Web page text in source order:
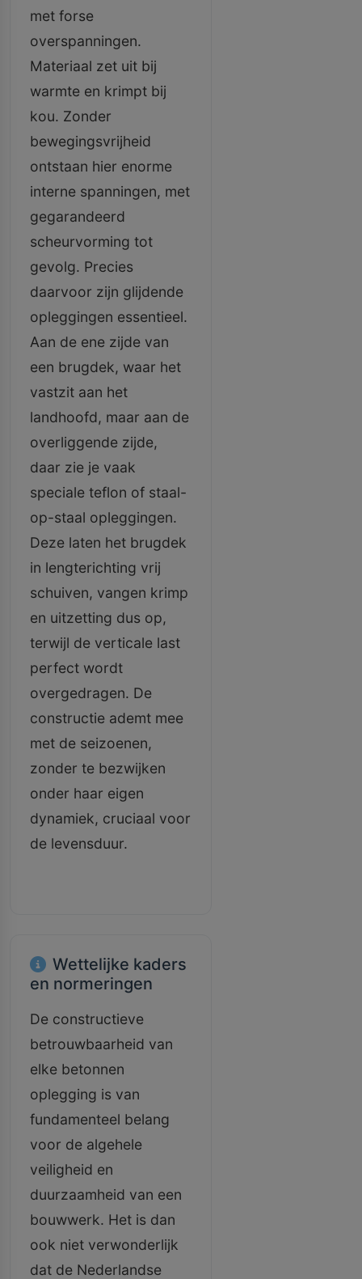
met forse
overspanningen.
Materiaal zet uit bij
warmte en krimpt bij
kou. Zonder
bewegingsvrijheid
ontstaan hier enorme
interne spanningen, met
gegarandeerd
scheurvorming tot
gevolg. Precies
daarvoor zijn glijdende
opleggingen essentieel.
Aan de ene zijde van
een brugdek, waar het
vastzit aan het
landhoofd, maar aan de
overliggende zijde,
daar zie je vaak
speciale teflon of staal-
op-staal opleggingen.
Deze laten het brugdek
in lengterichting vrij
schuiven, vangen krimp
en uitzetting dus op,
terwijl de verticale last
perfect wordt
overgedragen. De
constructie ademt mee
met de seizoenen,
zonder te bezwijken
onder haar eigen
dynamiek, cruciaal voor
de levensduur.
Wettelijke kaders
en normeringen
De constructieve
betrouwbaarheid van
elke betonnen
oplegging is van
fundamenteel belang
voor de algehele
veiligheid en
duurzaamheid van een
bouwwerk. Het is dan
ook niet verwonderlijk
dat de Nederlandse